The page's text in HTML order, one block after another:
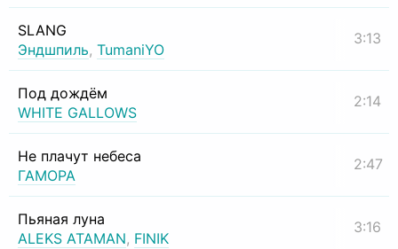
SLANG
Эндшпиль, TumaniYO
3:13
Под дождём
WHITE GALLOWS
2:14
Не плачут небеса
ГАМОРА
2:47
Пьяная луна
ALEKS ATAMAN, FINIK
3:16